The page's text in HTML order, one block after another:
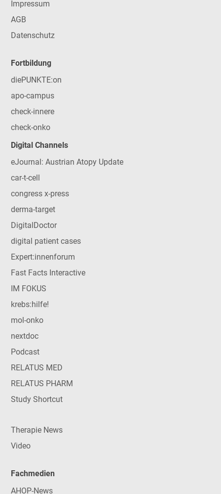
Impressum
AGB
Datenschutz
Fortbildung
diePUNKTE:on
apo-campus
check-innere
check-onko
Digital Channels
eJournal: Austrian Atopy Update
car-t-cell
congress x-press
derma-target
DigitalDoctor
digital patient cases
Expert:innenforum
Fast Facts Interactive
IM FOKUS
krebs:hilfe!
mol-onko
nextdoc
Podcast
RELATUS MED
RELATUS PHARM
Study Shortcut
Therapie News
Video
Fachmedien
AHOP-News